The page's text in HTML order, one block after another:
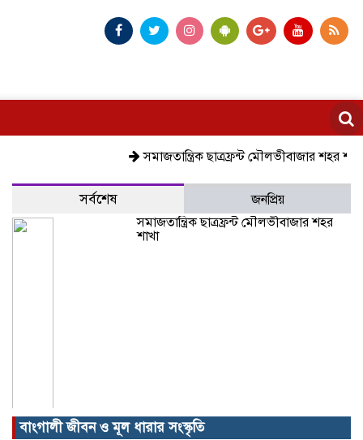
সমাজতান্ত্রিক ছাত্রফ্রন্ট মৌলভীবাজার শহর শাখা
সর্বশেষ
জনপ্রিয়
সমাজতান্ত্রিক ছাত্রফ্রন্ট মৌলভীবাজার শহর
শাখা
বাংগালী জীবন ও মূল ধারার সংস্কৃতি